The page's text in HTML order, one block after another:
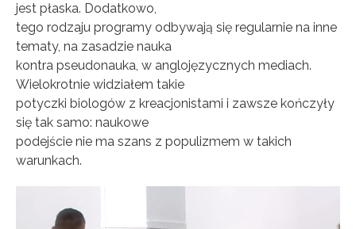
jest płaska. Dodatkowo,
tego rodzaju programy odbywają się regularnie na inne
tematy, na zasadzie nauka
kontra pseudonauka, w anglojęzycznych mediach.
Wielokrotnie widziałem takie
potyczki biologów z kreacjonistami i zawsze kończyły
się tak samo: naukowe
podejście nie ma szans z populizmem w takich
warunkach.